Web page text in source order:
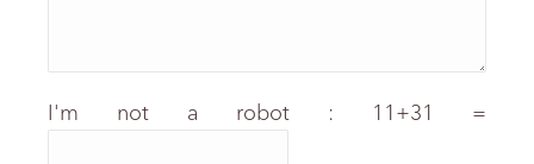
I'm not a robot : 11+31 =